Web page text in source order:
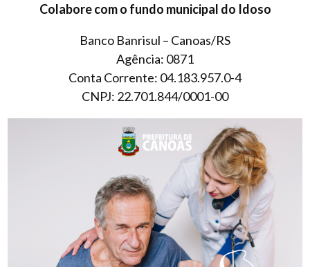
Colabore com o fundo municipal do Idoso
Banco Banrisul – Canoas/RS
Agência: 0871
Conta Corrente: 04.183.957.0-4
CNPJ: 22.701.844/0001-00